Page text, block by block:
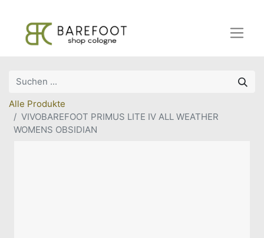
Alle Produkte
VIVOBAREFOOT PRIMUS LITE IV ALL WEATHER
WOMENS OBSIDIAN